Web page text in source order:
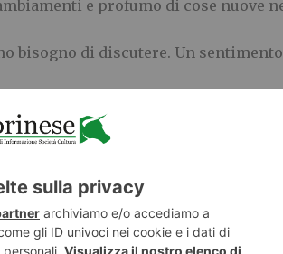
e profumo di cose nuove
bisogno di discutere. Un
un recupero delle forze,
coraggio. Intorno a voi c’è aria di